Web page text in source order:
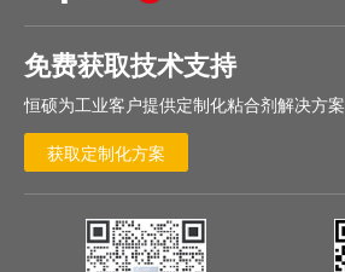
免费获取技术支持
恒硕为工业客户提供定制化粘合剂解决方案
获取定制化方案